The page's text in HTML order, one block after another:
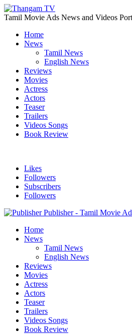
Tamil Movie Ads News and Videos
Home
News
Tamil News
English News
Reviews
Movies
Actress
Actors
Teaser
Trailers
Videos Songs
Book Review
Likes
Followers
Subscribers
Followers
Publisher - Tamil Movie
Home
News
Tamil News
English News
Reviews
Movies
Actress
Actors
Teaser
Trailers
Videos Songs
Book Review